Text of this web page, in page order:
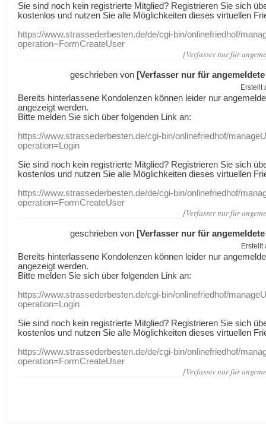
Sie sind noch kein registrierte Mitglied? Registrieren Sie sich
kostenlos und nutzen Sie alle Möglichkeiten dieses virtuellen
https://www.strassederbesten.de/de/cgi-bin/onlinefriedhof/
operation=FormCreateUser
[Verfasser nur für
geschrieben von [Verfasser nur für
Erstellt
Bereits hinterlassene Kondolenzen können leider nur
angezeigt werden.
Bitte melden Sie sich über folgenden Link an:
https://www.strassederbesten.de/cgi-bin/onlinefriedhof/
operation=Login
Sie sind noch kein registrierte Mitglied? Registrieren Sie sich
kostenlos und nutzen Sie alle Möglichkeiten dieses virtuellen
https://www.strassederbesten.de/de/cgi-bin/onlinefriedhof/
operation=FormCreateUser
[Verfasser nur für
geschrieben von [Verfasser nur für
Erstellt
Bereits hinterlassene Kondolenzen können leider nur
angezeigt werden.
Bitte melden Sie sich über folgenden Link an:
https://www.strassederbesten.de/cgi-bin/onlinefriedhof/
operation=Login
Sie sind noch kein registrierte Mitglied? Registrieren Sie sich
kostenlos und nutzen Sie alle Möglichkeiten dieses virtuellen
https://www.strassederbesten.de/de/cgi-bin/onlinefriedhof/
operation=FormCreateUser
[Verfasser nur für